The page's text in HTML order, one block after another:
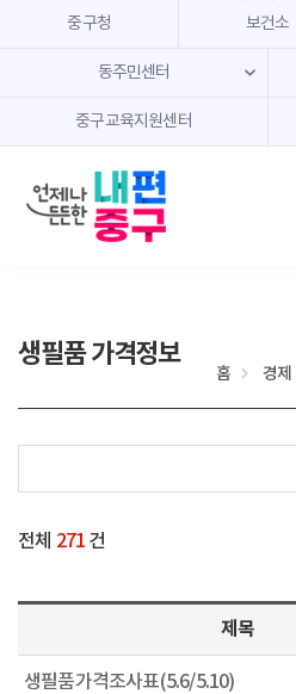
본문 내용 바
주메뉴 바로
중구청 보건소
동주민센터
중구교육지원센터
생필품 가격정보
홈 경제
전체 271 건
제목
생필품가격조사표(5.6/5.10)